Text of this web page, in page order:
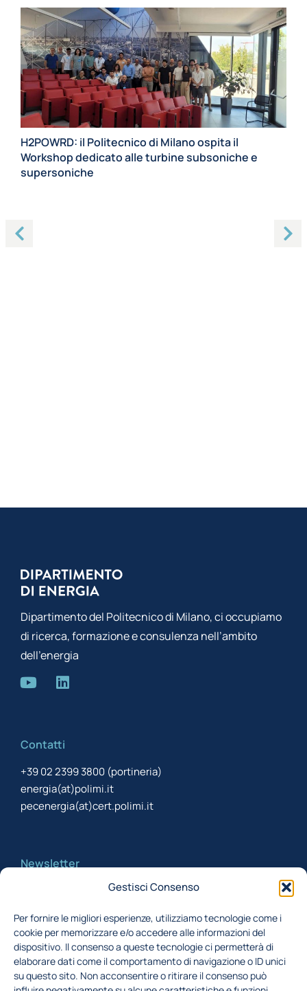
Gestisci Consenso
Per fornire le migliori esperienze, utilizziamo tecnologie come i
cookie per memorizzare e/o accedere alle informazioni del
dispositivo. Il consenso a queste tecnologie ci permetterà di
elaborare dati come il comportamento di navigazione o ID unici
su questo sito. Non acconsentire o ritirare il consenso può
H2POWRD: il Politecnico di Milano ospita il
Workshop dedicato alle turbine subsoniche e
supersoniche
Dipartimento del Politecnico di Milano, ci occupiamo
di ricerca, formazione e consulenza nell’ambito
dell’energia
Contatti
+39 02 2399 3800 (portineria)
energia(at)polimi.it
pecenergia(at)cert.polimi.it
Newsletter
Iscriviti alla newsletter per rimanere aggiornato
Acconsento al trattamento dei miei dati,
secondo la Finalità 1 indicata nell'informativa
privacy